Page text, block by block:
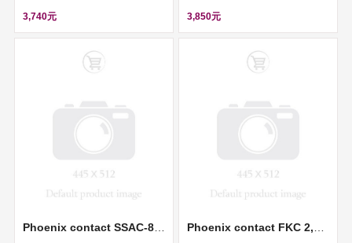
3,740元 3,850元
Phoenix contact SSAC-8P-10,0-PUR/M12FS SH - Sensor/actuator cable (感測器/執行器電纜) ll 1522891 Phoenix contact FKC 2,5/ 3-ST-RF - PCB connector (插拔式連接器) ll 1947065